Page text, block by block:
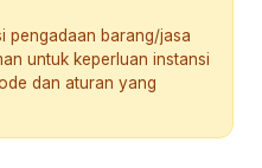
pengadaan barang/jasa
untuk keperluan instansi
dan aturan yang